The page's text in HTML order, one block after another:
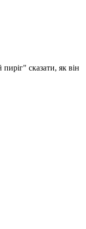
сказати, як він